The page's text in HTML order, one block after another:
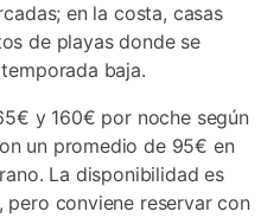
en la costa, casas
de playas donde se
baja.
y 160€ por noche según
un promedio de 95€ en
La disponibilidad es
conviene reservar con